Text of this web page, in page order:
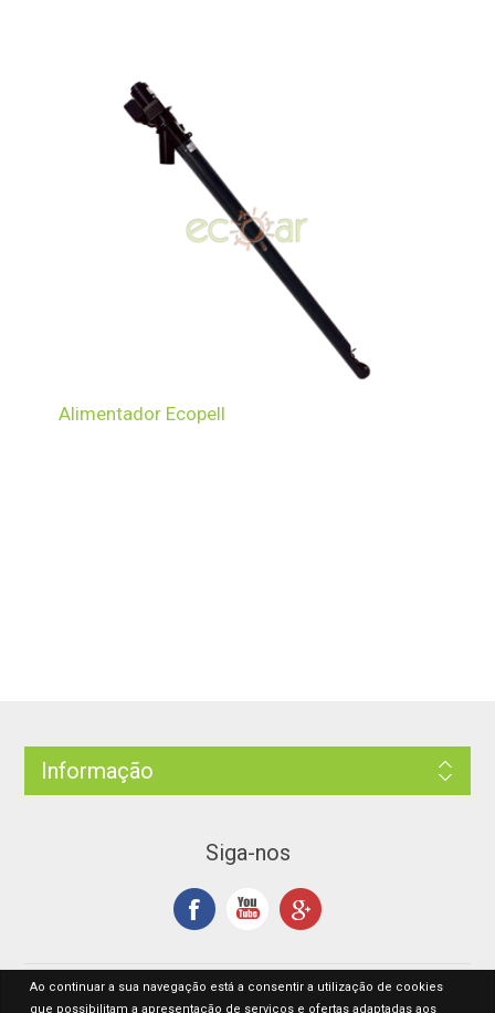
Alimentador Ecopell
Informação
Siga-nos
Ao continuar a sua navegação está a consentir a utilização de cookies
que possibilitam a apresentação de serviços e ofertas adaptadas aos